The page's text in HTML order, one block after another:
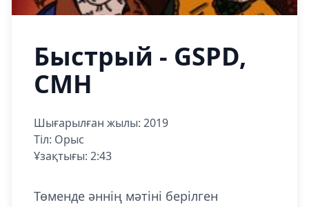
Быстрый - GSPD,
CMH
Шығарылған жылы: 2019
Тіл: Орыс
Ұзақтығы: 2:43
Төменде әннің мәтіні берілген